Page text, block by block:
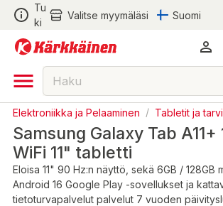
Tu
ki
Valitse myymäläsi Suomi
Elektroniikka ja Pelaaminen / Tabletit ja
Samsung Galaxy Tab A11+
WiFi 11" tabletti
Eloisa 11" 90 Hz:n näyttö, sekä 6GB / 128GB
Android 16 Google Play -sovellukset ja
tietoturvapalvelut palvelut 7 vuoden